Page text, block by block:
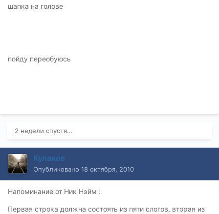
шапка на голове
пойду переобуюсь
2 недели спустя...
Кулаков
Опубликовано 18 октября, 2010
Напоминание от Ник Нэйм :
Первая строка должна состоять из пяти слогов, вторая из